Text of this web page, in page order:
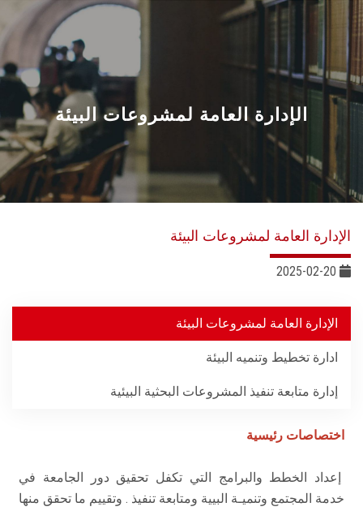
الرئيسية
عن القطاع
إدارات القطاع
خدمات القطاع
المراكز والوحدات
الإدارة العامة لمشروعات البيئة
الإدارة العامة لمشروعات البيئة
الإدارة العامة لمشروعات البيئة
ادارة تخطيط وتنميه البيئة
إدارة متابعة تنفيذ المشروعات البحثية البيئية
اختصاصات رئيسية
إعداد الخطط والبرامج التي تكفل تحقيق دور الجامعة في
خدمة المجتمع وتنميـة البيية ومتابعة تنفيذ . وتقييم ما تحقق منها